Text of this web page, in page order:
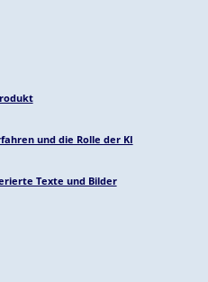
und die Rolle der KI
Texte und Bilder